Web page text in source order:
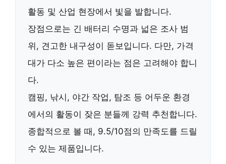
활동 및 산업 현장에서 빛을 발합니다.
장점으로는 긴 배터리 수명과 넓은 조사 범
위, 견고한 내구성이 돋보입니다. 다만, 가격
대가 다소 높은 편이라는 점은 고려해야 합니
다.
캠핑, 낚시, 야간 작업, 탐조 등 어두운 환경
에서의 활동이 잦은 분들께 강력 추천합니다.
종합적으로 볼 때, 9.5/10점의 만족도를 드릴
수 있는 제품입니다.